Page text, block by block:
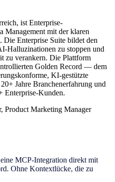
ist Enterprise-
Management mit der klaren
Enterprise Suite bildet den
Halluzinationen zu stoppen und
zu verankern. Die Plattform
Golden Record — dem
KI-gestützte
Jahre Branchenerfahrung und
Enterprise-Kunden.
Product Marketing Manager
MCP-Integration direkt mit
Ohne Kontextlücke, die zu